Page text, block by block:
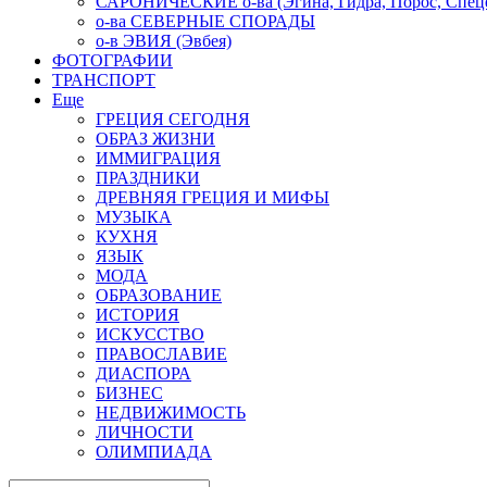
о-ва СЕВЕРНЫЕ СПОРАДЫ
о-в ЭВИЯ (Эвбея)
ФОТОГРАФИИ
ТРАНСПОРТ
Еще
ГРЕЦИЯ СЕГОДНЯ
ОБРАЗ ЖИЗНИ
ИММИГРАЦИЯ
ПРАЗДНИКИ
ДРЕВНЯЯ ГРЕЦИЯ И МИФЫ
МУЗЫКА
КУХНЯ
ЯЗЫК
МОДА
ОБРАЗОВАНИЕ
ИСТОРИЯ
ИСКУССТВО
ПРАВОСЛАВИЕ
ДИАСПОРА
БИЗНЕС
НЕДВИЖИМОСТЬ
ЛИЧНОСТИ
ОЛИМПИАДА